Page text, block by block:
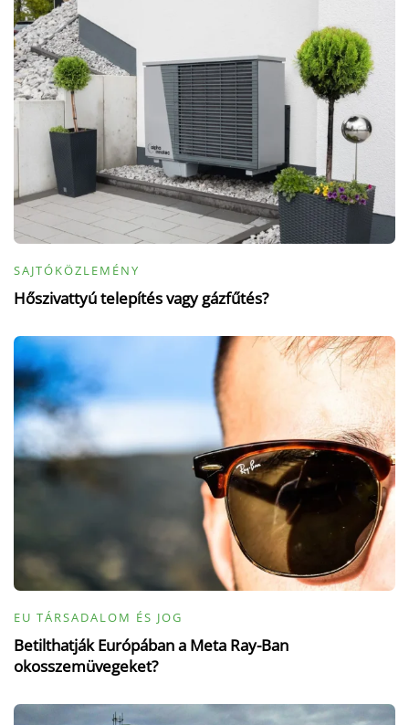
SAJTÓKÖZLEMÉNY
Hőszivattyú telepítés vagy gázfűtés?
EU TÁRSADALOM ÉS JOG
Betilthatják Európában a Meta Ray-Ban
okosszemüvegeket?